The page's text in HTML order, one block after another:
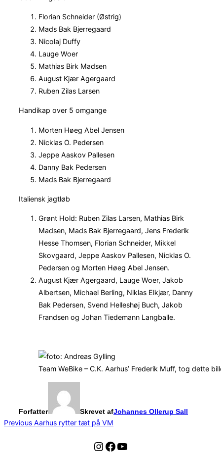
Florian Schneider (Østrig)
Mads Bak Bjerregaard
Nicolaj Duffy
Lauge Woer
Mathias Birk Madsen
August Kjær Agergaard
Ruben Zilas Larsen
Handikap over 5 omgange
Morten Høeg Abel Jensen
Nicklas O. Pedersen
Jeppe Aaskov Pallesen
Danny Bak Pedersen
Mads Bak Bjerregaard
Italiensk jagtløb
Grønt Hold: Ruben Zilas Larsen, Mathias Birk
Madsen, Mads Bak Bjerregaard, Jens Frederik
Hesse Thomsen, Florian Schneider, Mikkel
Skovgaard, Jeppe Aaskov Pallesen, Nicklas O.
Pedersen og Morten Høeg Abel Jensen.
August Kjær Agergaard, Lauge Woer, Jakob
Albertsen, Michael Berling, Niklas Elkjær, Danny
Bak Pedersen, Svend Helleshøj Buch, Jakob
Frandsen og Johan Tiedemann Langballe.
Team WeBike – C.K. Aarhus’ Frederik Muff, tog dette
Forfatter Skrevet afJohannes Ollerup Sall
Indlægsnavigation
Previous
Previous Aarhus rytter tæt på VM
Instagram
Facebook
YouTube